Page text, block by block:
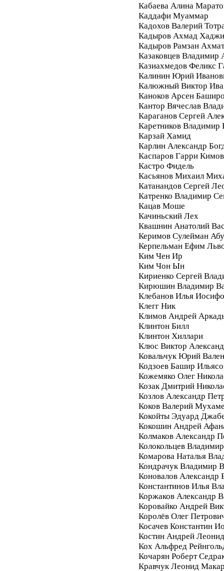
Кабаева Алина
Каддафи Муаммар
Кадохов Валерий
Кадыров Ахмад Хаджи
Кадыров Рамзан
Казаковцев Владимир
Казиахмедов Феликс
Калинин Юрий
Калюжный Виктор
Каноков Арсен
Кантор Вячеслав
Караганов Сергей
Каретников Владимир
Карзай Хамид
Карлин Александр
Каспаров Гарри
Кастро Фидель
Касьянов Михаил
Катанандов Сергей
Катренко Владимир
Кацав Моше
Качиньский Лех
Квашнин Анатолий
Керимов Сулейман
Керпельман Ефим
Ким Чен Ир
Ким Чон Ын
Кириенко Сергей
Кирюшин Владимир
Клебанов Илья
Клегг Ник
Климов Андрей
Клинтон Билл
Клинтон Хиллари
Клюс Виктор
Ковальчук Юрий
Кодзоев Башир
Кожемяко Олег
Козак Дмитрий
Козлов Александр
Коков Валерий
Кокойты Эдуард
Кокошин Андрей
Колмаков Александр
Колокольцев
Комарова Наталья
Кондрачук Владимир
Коновалов Александр
Константинов Илья
Коржаков Александр
Коровайко Андрей
Королёв Олег
Косачев Константин
Костин Андрей
Кох Альфред
Кочарян Роберт
Кравчук Леонид